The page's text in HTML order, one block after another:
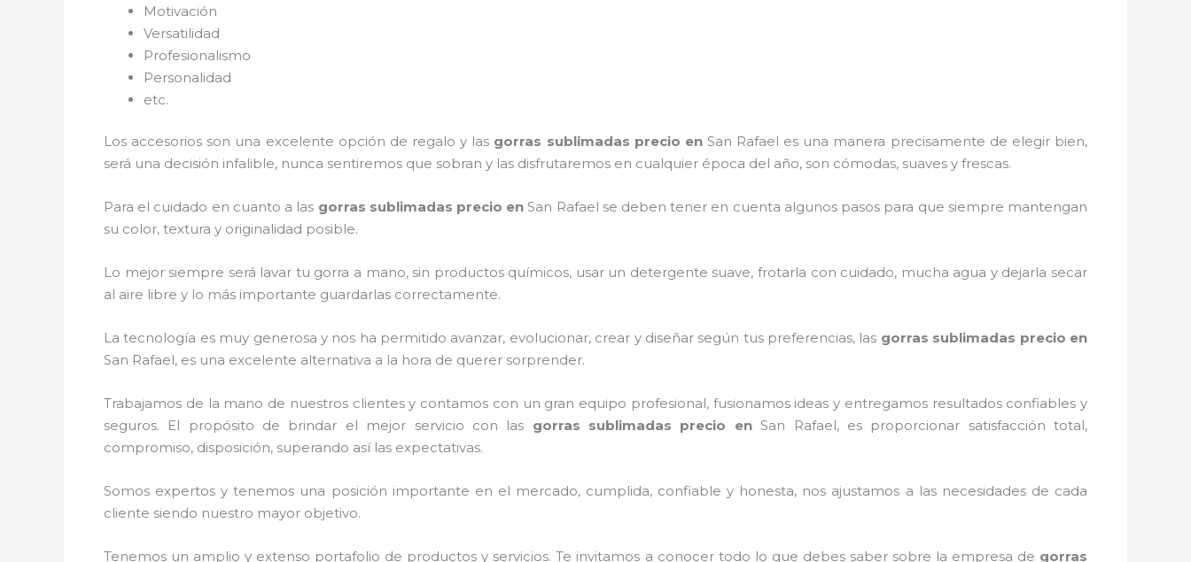
Motivación
Versatilidad
Profesionalismo
Personalidad
etc.
Los accesorios son una excelente opción de regalo y las gorras sublimadas precio en San Rafael es una manera precisamente de elegir bien,
será una decisión infalible, nunca sentiremos que sobran y las disfrutaremos en cualquier época del año, son cómodas, suaves y frescas.
Para el cuidado en cuanto a las gorras sublimadas precio enSan Rafael se deben tener en cuenta algunos pasos para que siempre mantengan
su color, textura y originalidad posible.
Lo mejor siempre será lavar tu gorra a mano, sin productos químicos, usar un detergente suave, frotarla con cuidado, mucha agua y dejarla secar
al aire libre y lo más importante guardarlas correctamente.
La tecnología es muy generosa y nos ha permitido avanzar, evolucionar, crear y diseñar según tus preferencias, las gorras sublimadas precio en
San Rafael, es una excelente alternativa a la hora de querer sorprender.
Trabajamos de la mano de nuestros clientes y contamos con un gran equipo profesional, fusionamos ideas y entregamos resultados confiables y
seguros. El propósito de brindar el mejor servicio con las gorras sublimadas precio enSan Rafael, es proporcionar satisfacción total,
compromiso, disposición, superando así las expectativas.
Somos expertos y tenemos una posición importante en el mercado, cumplida, confiable y honesta, nos ajustamos a las necesidades de cada
cliente siendo nuestro mayor objetivo.
Tenemos un amplio y extenso portafolio de productos y servicios. Te invitamos a conocer todo lo que debes saber sobre la empresa de gorras